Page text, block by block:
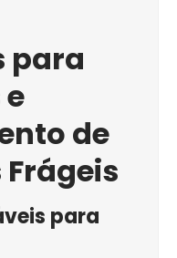
para
de
para